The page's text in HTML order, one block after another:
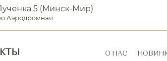
5 (Минск-Мир)
Аэродромная
О НАС